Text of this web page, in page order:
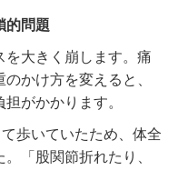
的問題
を大きく崩します。痛
かけ方を変えると、
がかかります。
歩いていたため、体全
「股関節折れたり、